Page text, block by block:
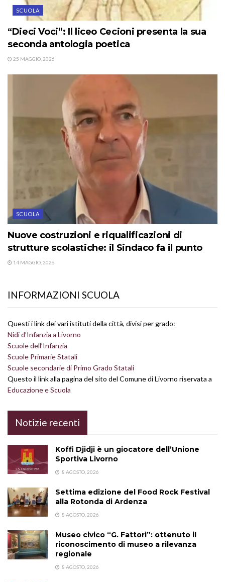
SCUOLA
“Dieci Voci”: Il liceo Cecioni presenta la sua
seconda antologia poetica
25 MAGGIO, 2026
SCUOLA
Nuove costruzioni e riqualificazioni di
strutture scolastiche: il Sindaco fa il punto
14 MAGGIO, 2026
INFORMAZIONI SCUOLA
Questi i link dei vari istituti della città, divisi per grado:
Nidi d’Infanzia a Livorno
Scuole dell’Infanzia
Scuole Primarie Statali
Scuole secondarie di Primo Grado Statali
Questo il link alla pagina del sito del Comune di Livorno riservata a
Educazione e Scuola
Notizie recenti
Koffi Djidji è un giocatore dell’Unione
Sportiva Livorno
8 AGOSTO, 2026
Settima edizione del Food Rock Festival
alla Rotonda di Ardenza
8 AGOSTO, 2026
Museo civico “G. Fattori”: ottenuto il
riconoscimento di museo a rilevanza
regionale
8 AGOSTO, 2026